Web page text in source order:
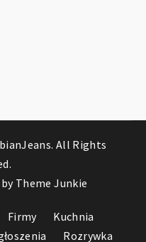
. All Rights
Theme Junkie
Firmy
Kuchnia
Rozrywka